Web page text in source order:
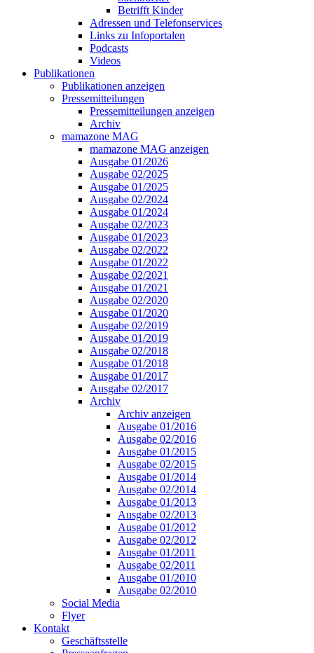
Betrifft Kinder
Adressen und Telefonservices
Links zu Infoportalen
Podcasts
Videos
Publikationen
Publikationen anzeigen
Pressemitteilungen
Pressemitteilungen anzeigen
Archiv
mamazone MAG
mamazone MAG anzeigen
Ausgabe 01/2026
Ausgabe 02/2025
Ausgabe 01/2025
Ausgabe 02/2024
Ausgabe 01/2024
Ausgabe 02/2023
Ausgabe 01/2023
Ausgabe 02/2022
Ausgabe 01/2022
Ausgabe 02/2021
Ausgabe 01/2021
Ausgabe 02/2020
Ausgabe 01/2020
Ausgabe 02/2019
Ausgabe 01/2019
Ausgabe 02/2018
Ausgabe 01/2018
Ausgabe 01/2017
Ausgabe 02/2017
Archiv
Archiv anzeigen
Ausgabe 01/2016
Ausgabe 02/2016
Ausgabe 01/2015
Ausgabe 02/2015
Ausgabe 01/2014
Ausgabe 02/2014
Ausgabe 01/2013
Ausgabe 02/2013
Ausgabe 01/2012
Ausgabe 02/2012
Ausgabe 01/2011
Ausgabe 02/2011
Ausgabe 01/2010
Ausgabe 02/2010
Social Media
Flyer
Kontakt
Geschäftsstelle